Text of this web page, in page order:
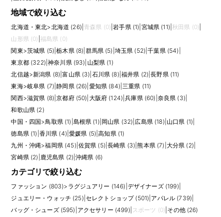
地域で絞り込む
北海道・東北>北海道 (26) 青森県 (0) |岩手県 (1) 宮城県 (11) |秋田県 (0)
山形県 (0) 福島県 (0)
関東>茨城県 (5) |栃木県 (8) 群馬県 (5) 埼玉県 (52) |千葉県 (54)
東京都 (322) |神奈川県 (93) 山梨県 (1)
北信越>新潟県 (8) |富山県 (3) 石川県 (8) 福井県 (2) |長野県 (11)
東海>岐阜県 (7) |静岡県 (26) 愛知県 (84) 三重県 (11)
関西>滋賀県 (8) |京都府 (50) 大阪府 (124) |兵庫県 (60) 奈良県 (3)
和歌山県 (2)
中国・四国>鳥取県 (1) 島根県 (1) 岡山県 (32) 広島県 (18) 山口県 (1)
徳島県 (1) 香川県 (4) 愛媛県 (5) |高知県 (1)
九州・沖縄>福岡県 (45) 佐賀県 (5) |長崎県 (3) |熊本県 (7) 大分県 (2)
宮崎県 (2) 鹿児島県 (2) |沖縄県 (6)
カテゴリで絞り込む
ファッション (803)> ラグジュアリー (146) デザイナーズ (199)
ジュエリー・ウォッチ (25) セレクトショップ (501) アパレル (739)
バッグ・シューズ (595) アクセサリー (499) スポーツ (0) その他 (26)